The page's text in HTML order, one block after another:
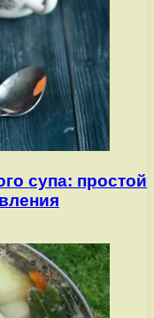
супа: простой